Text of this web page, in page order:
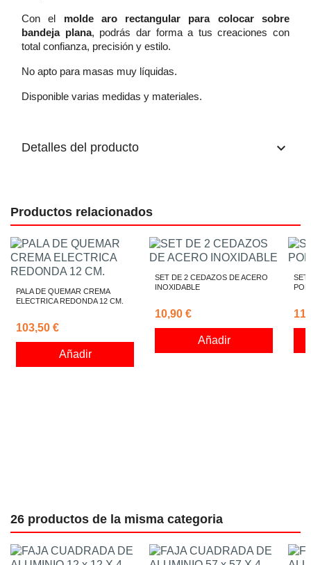
Con el molde aro rectangular para colocar sobre
bandeja plana, podrás dar forma a tus creaciones con
total confianza, precisión y estilo.
No apto para masas muy líquidas.
Disponible varias medidas y materiales.
Detalles del producto keyboard_arrow_down
Productos relacionados
PALA DE QUEMAR CREMA
ELECTRICA REDONDA 12 CM.
103,50 €
Añadir
SET DE 2 CEDAZOS DE ACERO
INOXIDABLE
10,90 €
Añadir
SET
26 productos de la misma categoria